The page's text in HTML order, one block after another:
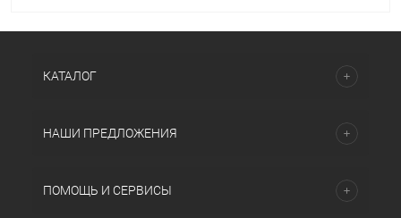
КАТАЛОГ
НАШИ ПРЕДЛОЖЕНИЯ
ПОМОЩЬ И СЕРВИСЫ